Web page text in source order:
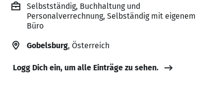
Selbstständig, Buchhaltung und
Personalverrechnung, Selbständig mit eigenem
Büro
Gobelsburg, Österreich
Logg Dich ein, um alle Einträge zu sehen.